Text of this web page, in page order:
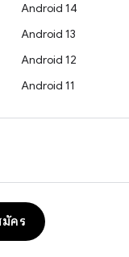
Android 14
Android 13
Android 12
Android 11
มัคร